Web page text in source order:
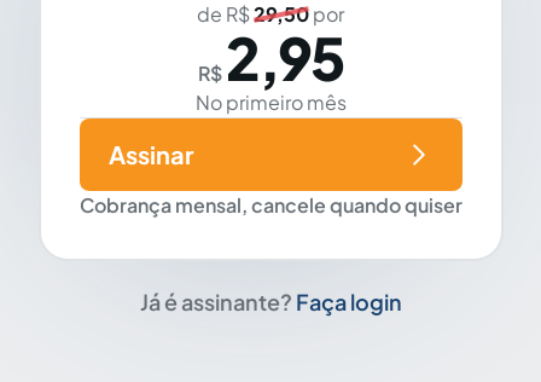
de R$29,50por
R$ 2,95
No primeiro mês
Cobrança mensal, cancele quando quiser
Assinar
Já é assinante? Faça login